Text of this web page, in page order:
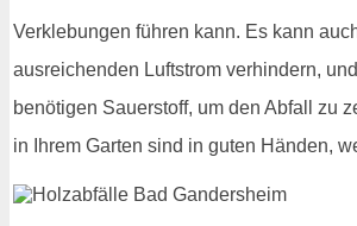
Verklebungen führen kann. Es kann
ausreichenden Luftstrom verhindern,
benötigen Sauerstoff, um den Abfall zu
in Ihrem Garten sind in guten Händen,